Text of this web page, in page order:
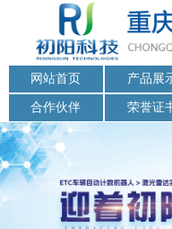
网站首页 产品展
合作伙伴 荣誉证